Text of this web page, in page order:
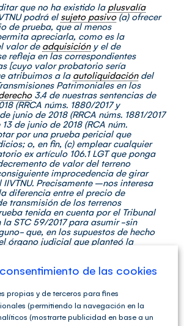
que no ha existido la plusvalía
podrá el sujeto pasivo(a) ofrecer
de prueba, que al menos
apreciarla, como es la
valor de adquisicióny el de
refleja en las correspondientes
[cuyo valor probatorio sería
atribuimos a la autoliquidacióndel
Patrimoniales en los
3.4 de nuestras sentencias de
(RRCA núms. 1880/2017 y
junio de 2018 (RRCA núms. 1881/2017
de junio de 2018 (RCA núm.
por una prueba pericial que
o, en fin, (c) emplear cualquier
ex artículo 106.1 LGT que ponga
de valor del terreno
improcedencia de girar
Precisamente –nos interesa
diferencia entre el precio de
transmisión de los terrenos
tenida en cuenta por el Tribunal
STC 59/2017 para asumir -sin
que, en los supuestos de hecho
órgano judicial que planteó la
hemos dicho, por cualquier medio-
valor, deberá ser la Administración la
de dichas pretensiones para poder
del TRLHL que el fallo de la STC
en vigor en caso deplusvalía.”
de las cookies
propias y de terceros para fines
(permitiendo la navegación en la
(mostrarte publicidad en base a un